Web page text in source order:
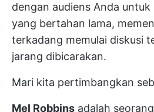
dengan audiens Anda
yang bertahan lama,
terkadang memulai diskusi
jarang dibicarakan.
Mari kita pertimbangkan
Mel Robbins adalah